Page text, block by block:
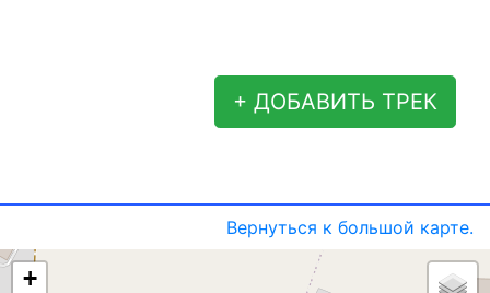
+ ДОБАВИТЬ ТРЕК
Вернуться к большой карте.
+